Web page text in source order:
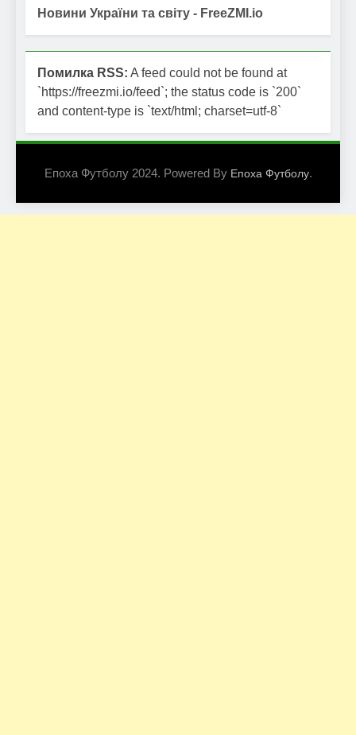
Новини України та світу - FreeZMI.io
Помилка RSS: A feed could not be found at
`https://freezmi.io/feed`; the status code is `200`
and content-type is `text/html; charset=utf-8`
Епоха Футболу 2024. Powered By Епоха Футболу.